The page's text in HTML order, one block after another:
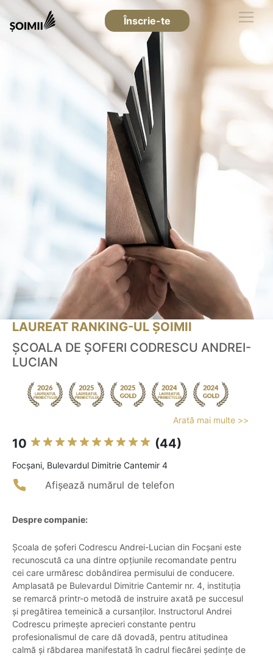
Înscrie-te
LAUREAT RANKING-UL ȘOIMII
ȘCOALA DE ȘOFERI CODRESCU ANDREI-
LUCIAN
Arată mai multe >>
10 (44)
Focşani, Bulevardul Dimitrie Cantemir 4
Afișează numărul de telefon
Despre companie:
Școala de șoferi Codrescu Andrei-Lucian din Focșani este
recunoscută ca una dintre opțiunile recomandate pentru
cei care urmăresc dobândirea permisului de conducere.
Amplasată pe Bulevardul Dimitrie Cantemir nr. 4, instituția
se remarcă printr-o metodă de instruire axată pe succesul
și pregătirea temeinică a cursanților. Instructorul Andrei
Codrescu primește aprecieri constante pentru
profesionalismul de care dă dovadă, pentru atitudinea
calmă și răbdarea manifestată în cadrul fiecărei ședințe de